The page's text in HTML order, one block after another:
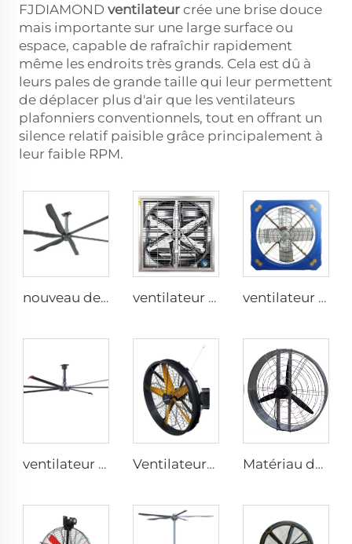
FJDIAMOND ventilateur crée une brise douce
mais importante sur une large surface ou
espace, capable de rafraîchir rapidement
même les endroits très grands. Cela est dû à
leurs pales de grande taille qui leur permettent
de déplacer plus d'air que les ventilateurs
plafonniers conventionnels, tout en offrant un
silence relatif paisible grâce principalement à
leur faible RPM.
nouveau design de ventilateur plafond commercial à 6 pales avec moteur AC ventilateur mural industriel de 1530 mm en acier galvanisé inoxydable pour étable à vaches ventilateur de serre de 1,2 m pour le bâtiment d'élevage de bétail et l'extraction laitière
ventilateur industriel électrique de 7,3 m 24 pieds grand ventilateur HVLS pour fermes et entrepôts Ventilateurs industriels à haute vitesse fixés au mur de grande qualité avec moteur 220V pour usines, restaurants, fermes et hôtels Matériau durable grand volume prix usine haute qualité ventilateur rond mural de 950 mm pour étables